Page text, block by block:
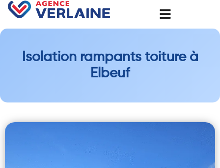
Isolation rampants toiture à
Elbeuf